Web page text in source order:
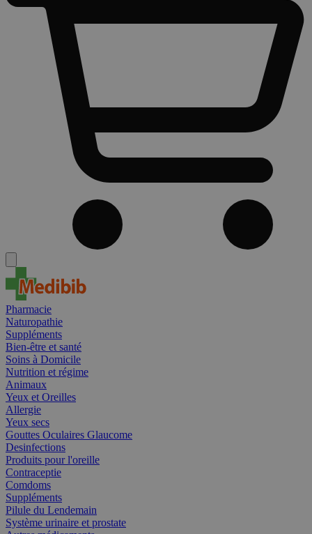
Pharmacie
Naturopathie
Suppléments
Bien-être et santé
Soins à Domicile
Nutrition et régime
Animaux
Yeux et Oreilles
Allergie
Yeux secs
Gouttes Oculaires Glaucome
Desinfections
Produits pour l'oreille
Contraceptie
Comdoms
Suppléments
Pilule du Lendemain
Système urinaire et prostate